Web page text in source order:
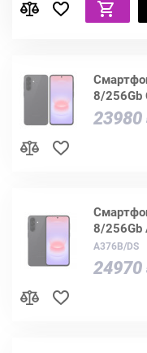
8/256Gb
8/256Gb
A376B/DS